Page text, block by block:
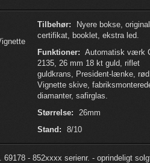
Tilbehør:
Nyere bokse,
certifikat, booklet, ekstra led.
Funktioner: Automatisk værk
2135, 26 mm 18 kt guld, riflet
guldkrans, President-lænke, rød
Vignette skive,
diamanter, safirglas.
Størrelse:
26mm
Stand:
8/10
69178 - 852xxxx serienr. - oprindeligt